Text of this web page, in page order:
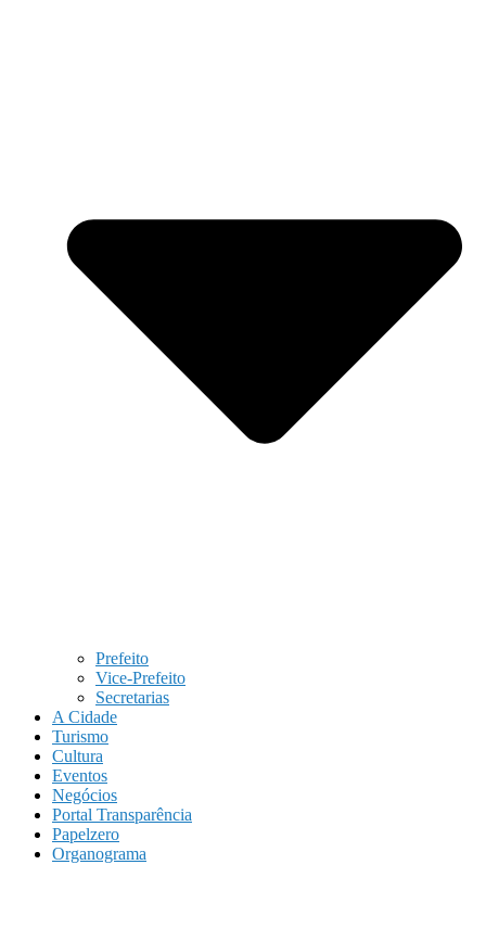
Prefeito
Vice-Prefeito
Secretarias
A Cidade
Turismo
Cultura
Eventos
Negócios
Portal Transparência
Papelzero
Organograma